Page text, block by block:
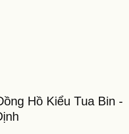
Hồ Kiểu Tua Bin -